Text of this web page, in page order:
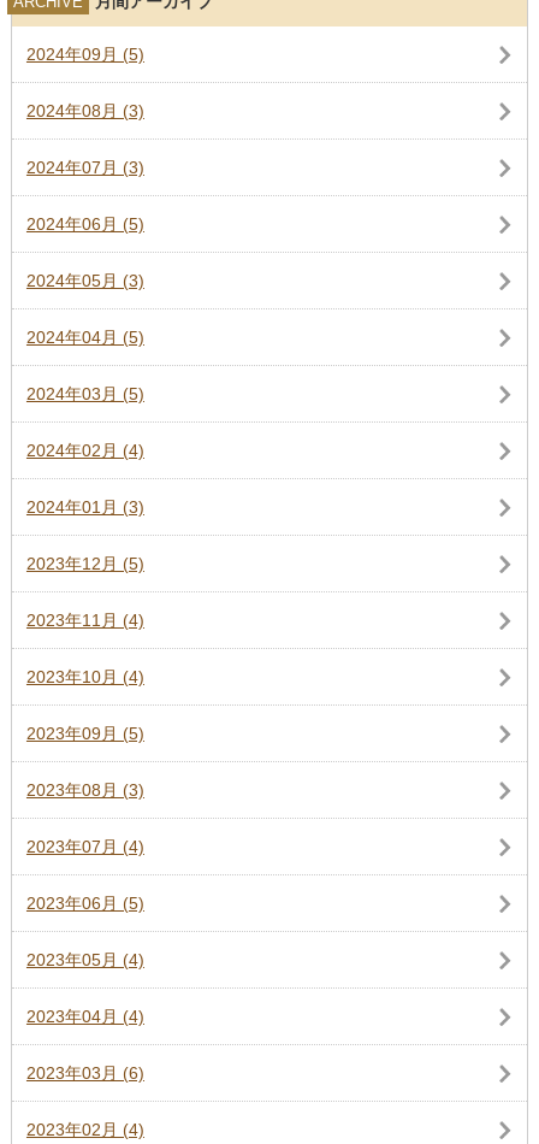
2024年09月 (5)
2024年08月 (3)
2024年07月 (3)
2024年06月 (5)
2024年05月 (3)
2024年04月 (5)
2024年03月 (5)
2024年02月 (4)
2024年01月 (3)
2023年12月 (5)
2023年11月 (4)
2023年10月 (4)
2023年09月 (5)
2023年08月 (3)
2023年07月 (4)
2023年06月 (5)
2023年05月 (4)
2023年04月 (4)
2023年03月 (6)
2023年02月 (4)